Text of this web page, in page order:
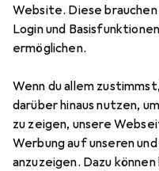
Website. Diese brauchen
Login und
ermöglichen.
Wenn du allem
darüber hinaus nutzen,
zu zeigen, unsere
Werbung auf unseren
anzuzeigen. Dazu
StabiloPen 68
Preis in EUR inkl. MwSt.
EUR
22,05
Schneller lieferbar
Angebot für
EUR
30,85